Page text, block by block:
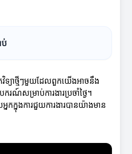
វិទ្យាថ្មីៗមួយដែលពួកយើងអាចនឹង
រណ៍សម្រាប់ការងារប្រចាំថ្ងៃ។
កក្នុងការជួយការងារបានយ៉ាងមាន